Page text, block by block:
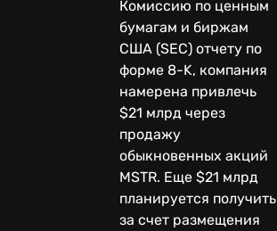
Комиссию по ценным
бумагам и биржам
США (SEC) отчету по
форме 8-K, компания
намерена привлечь
$21 млрд через
продажу
обыкновенных акций
MSTR. Еще $21 млрд
планируется получить
за счет размещения